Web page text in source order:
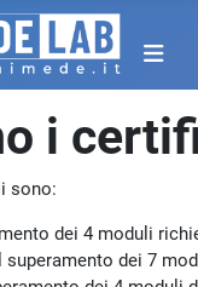
i
sono:
dei 4 moduli
superamento dei 7